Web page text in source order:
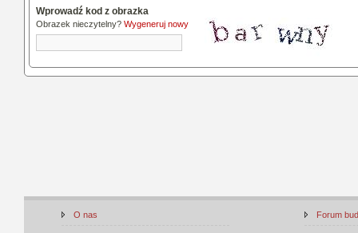
Wprowadź kod z obrazka
Obrazek nieczytelny? Wygeneruj nowy
O nas Forum